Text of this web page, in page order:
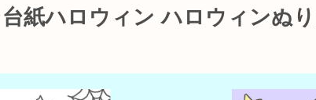
台紙ハロウィン ハロウィンぬ